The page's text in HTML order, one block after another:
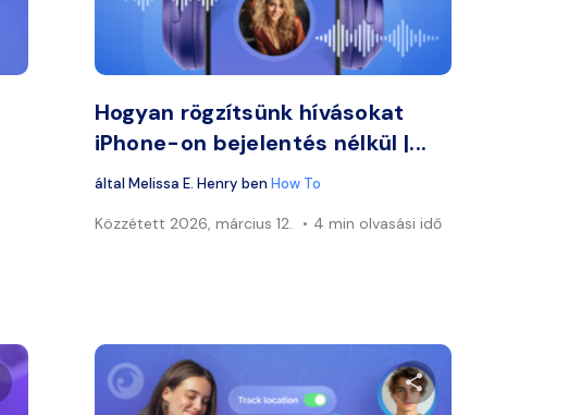
Link másolása Twitter
Hogyan rögzítsünk hívásokat
iPhone-on bejelentés nélkül |...
által Melissa E. Henry ben How To
Közzétett 2026, március 12. 4 min olvasási idő